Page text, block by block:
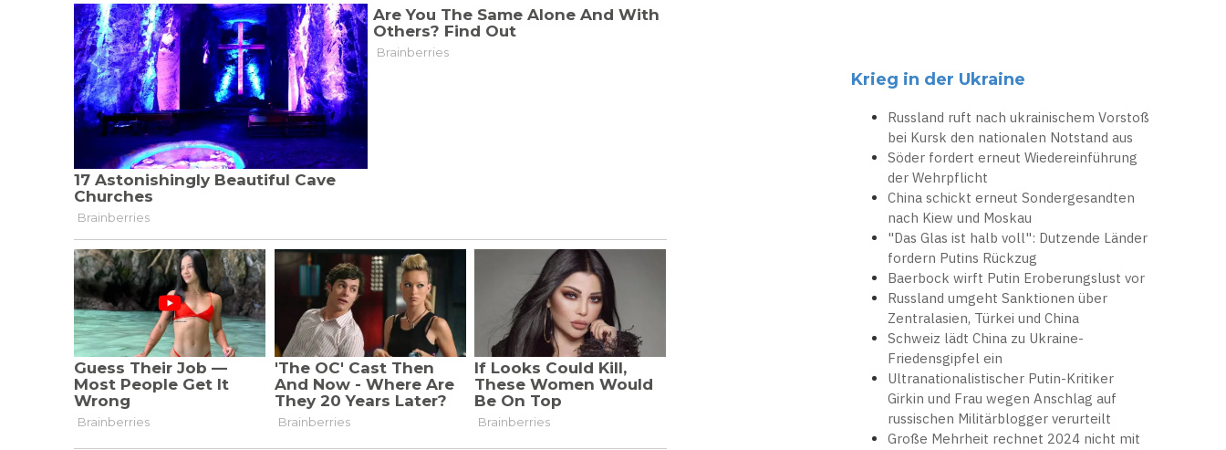
Krieg in der Ukraine
Russland ruft nach ukrainischem Vorstoß
bei Kursk den nationalen Notstand aus
Söder fordert erneut Wiedereinführung
der Wehrpflicht
China schickt erneut Sondergesandten
nach Kiew und Moskau
"Das Glas ist halb voll": Dutzende Länder
fordern Putins Rückzug
Baerbock wirft Putin Eroberungslust vor
Russland umgeht Sanktionen über
Zentralasien, Türkei und China
Schweiz lädt China zu Ukraine-
Friedensgipfel ein
Ultranationalistischer Putin-Kritiker
Girkin und Frau wegen Anschlag auf
russischen Militärblogger verurteilt
Große Mehrheit rechnet 2024 nicht mit